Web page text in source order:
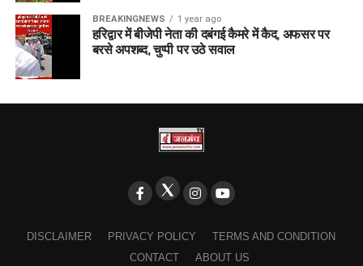
BREAKINGNEWS 1 year ago
हरिद्वार में बीजेपी नेता की दबंगई कैमरे में कैद, अफसर पर
बरसे अपशब्द, चुप्पी पर उठे सवाल
DISCLAIMER PRIVACY POLICY
TERMS AND CONDITION
CONTACT
ABOUT US